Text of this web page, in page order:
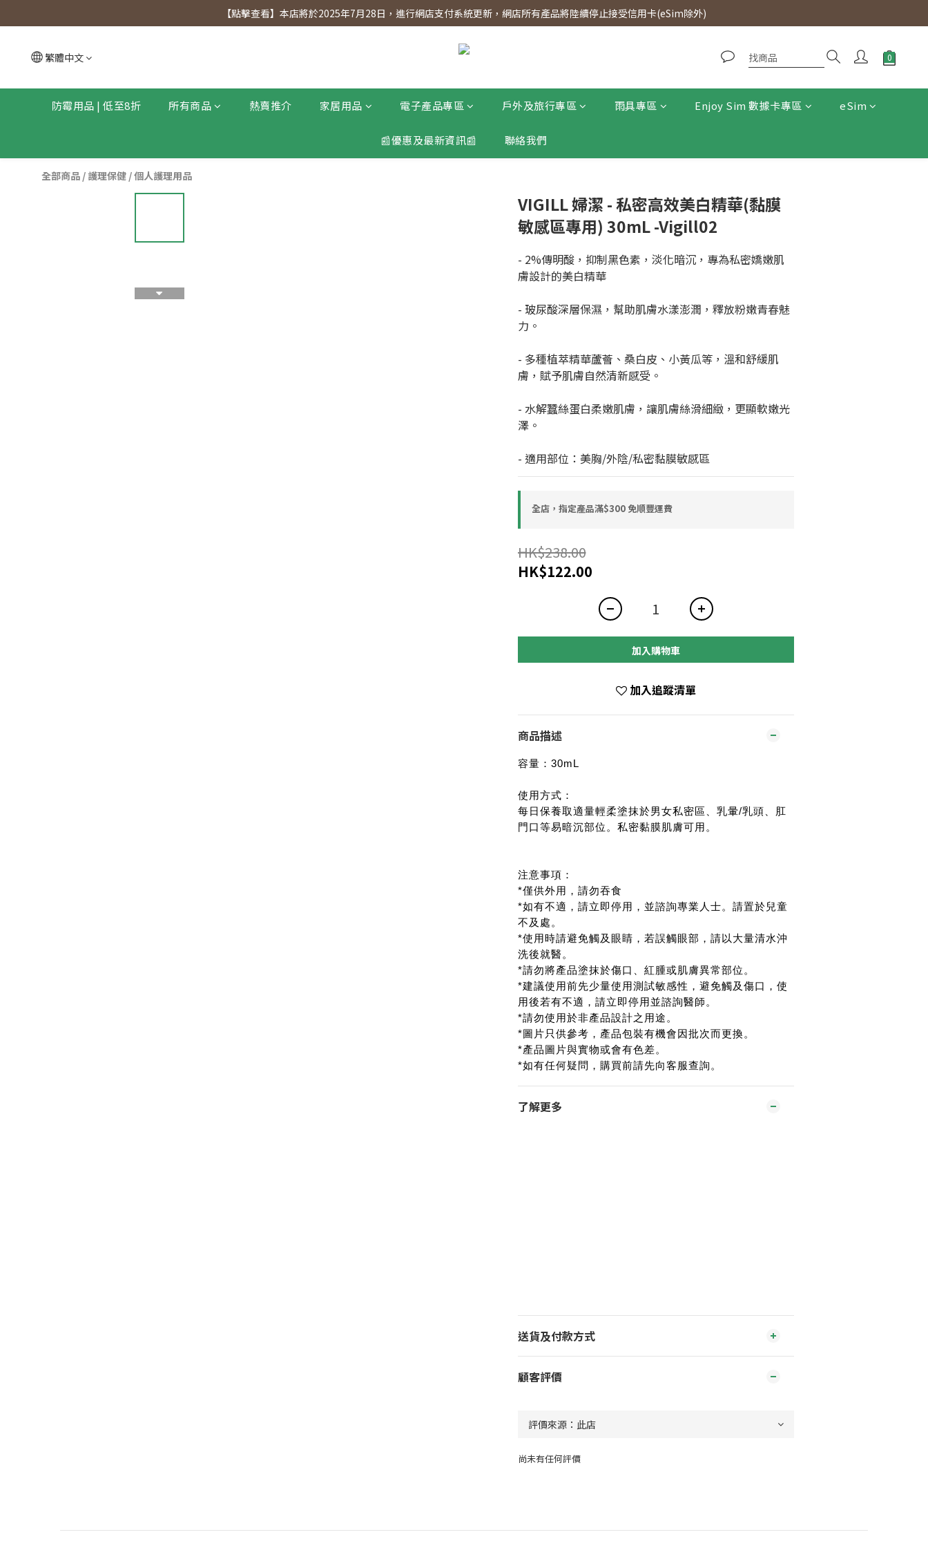
【點擊查看】會員專享 星期三全單95折!!!（優惠期至2026年12月31日）。滿$300即免運費。
【點擊查看】本店將於2025年7月28日，進行網店支付系統更新，網店所有產品將陸續停止接受信用卡(eSim除外)
繁體中文
防霉用品 | 低至8折 所有商品 熱賣推介 家居用品 電子產品專區 戶外及旅行專區 雨具專區 Enjoy Sim 數據卡專區 eSim
📰優惠及最新資訊📰 聯絡我們
全部商品 /護理保健 /個人護理用品
VIGILL 婦潔 - 私密高效美白精華(黏膜
敏感區專用) 30mL -Vigill02
- 2%傳明酸，抑制黑色素，淡化暗沉，專為私密嬌嫩肌
膚設計的美白精華
- 玻尿酸深層保濕，幫助肌膚水漾澎潤，釋放粉嫩青春魅
力。
- 多種植萃精華蘆薈、桑白皮、小黃瓜等，溫和舒緩肌
膚，賦予肌膚自然清新感受。
- 水解蠶絲蛋白柔嫩肌膚，讓肌膚絲滑細緻，更顯軟嫩光
澤。
- 適用部位：美胸/外陰/私密黏膜敏感區
全店，指定產品滿$300 免順豐運費
HK$238.00
HK$122.00
加入購物車
加入追蹤清單
商品描述
容量：30mL
使用方式：
每日保養取適量輕柔塗抹於男女私密區、乳暈/乳頭、肛
門口等易暗沉部位。私密黏膜肌膚可用。
注意事項：
*僅供外用，請勿吞食
*如有不適，請立即停用，並諮詢專業人士。請置於兒童
不及處。
*使用時請避免觸及眼睛，若誤觸眼部，請以大量清水沖
洗後就醫。
*請勿將產品塗抹於傷口、紅腫或肌膚異常部位。
*建議使用前先少量使用測試敏感性，避免觸及傷口，使
用後若有不適，請立即停用並諮詢醫師。
*請勿使用於非產品設計之用途。
*圖片只供參考，產品包裝有機會因批次而更換。
*產品圖片與實物或會有色差。
*如有任何疑問，購買前請先向客服查詢。
了解更多
送貨及付款方式
顧客評價
尚未有任何評價